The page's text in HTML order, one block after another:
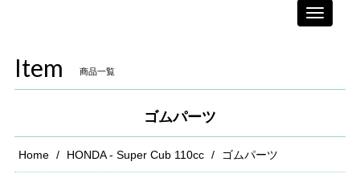
Toggle
Item 商品一覧
ゴムパーツ
Home HONDA - Super Cub 110cc ゴムパーツ